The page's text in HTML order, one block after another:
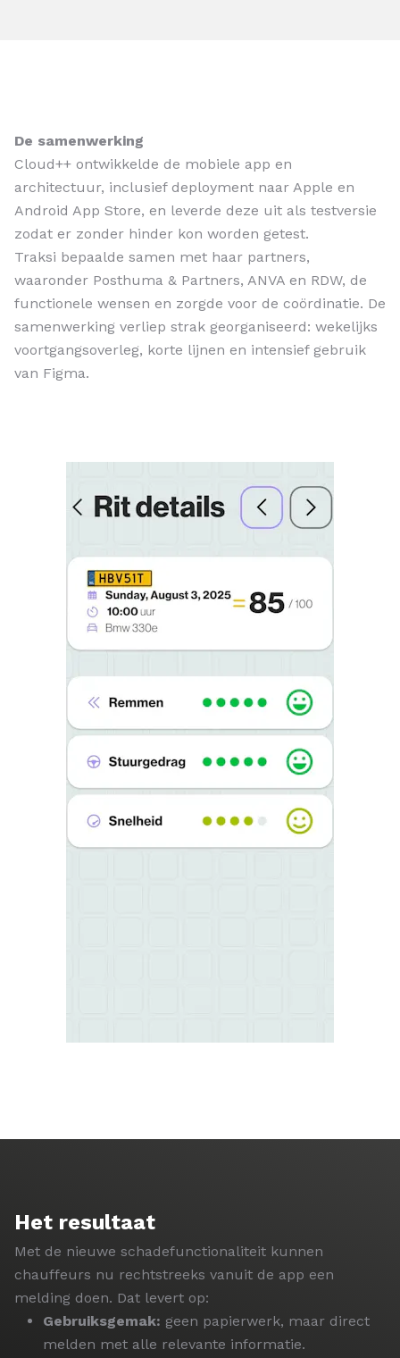
De samenwerking
Cloud++ ontwikkelde de mobiele app en
architectuur, inclusief deployment naar Apple en
Android App Store, en leverde deze uit als testversie
zodat er zonder hinder kon worden getest.
Traksi bepaalde samen met haar partners,
waaronder Posthuma & Partners, ANVA en RDW, de
functionele wensen en zorgde voor de coördinatie. De
samenwerking verliep strak georganiseerd: wekelijks
voortgangsoverleg, korte lijnen en intensief gebruik
van Figma.
Het resultaat
Met de nieuwe schadefunctionaliteit kunnen
chauffeurs nu rechtstreeks vanuit de app een
melding doen. Dat levert op:
Gebruiksgemak: geen papierwerk, maar direct
melden met alle relevante informatie.